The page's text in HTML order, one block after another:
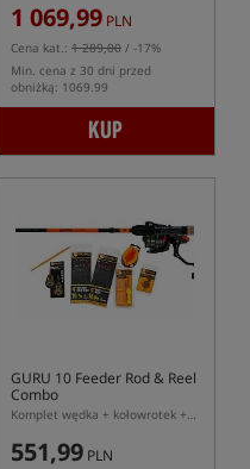
1 069,99 PLN
Cena kat.: 1 289,00 / -17%
Min. cena z 30 dni przed
obniżką: 1069.99
KUP
GURU 10 Feeder Rod & Reel
Combo
Komplet wędka + kołowrotek + akcesoria do Method Feeder
551,99 PLN